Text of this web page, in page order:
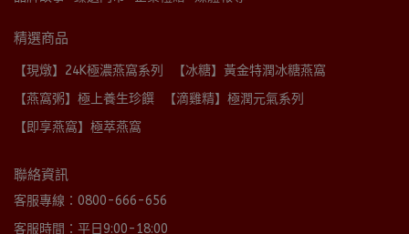
精選商品
【現燉】24K極濃燕窩系列
【冰糖】黃金特潤冰糖燕窩
【燕窩粥】極上養生珍饌
【滴雞精】極潤元氣系列
【即享燕窩】極萃燕窩
聯絡資訊
客服專線：0800-666-656
客服時間：平日9:00-18:00